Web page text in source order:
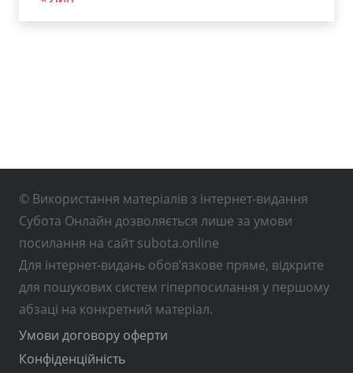
© Використання матеріалів з інтернет-видання
Субота Онлайн дозволяється лише за умови
посилання на сайт subota.online
Для інтернет-видань обов’язкове пряме, відкрите
для пошукових систем гіперпосилання у першому
абзаці на конкретний матеріал.
Умови договору оферти
Конфіденційність